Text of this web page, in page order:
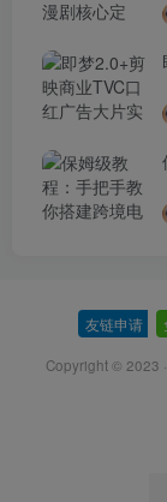
友链申请
Copyright © 2023 ·